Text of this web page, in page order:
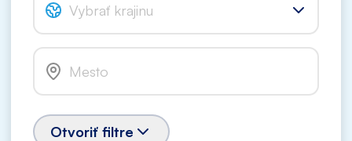
Vybrať krajinu
Otvoriť filtre